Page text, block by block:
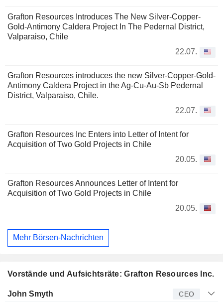
Grafton Resources Introduces The New Silver-Copper-
Gold-Antimony Caldera Project In The Pedernal District,
Valparaiso, Chile
22.07.
Grafton Resources introduces the new Silver-Copper-Gold-
Antimony Caldera Project in the Ag-Cu-Au-Sb Pedernal
District, Valparaiso, Chile.
22.07.
Grafton Resources Inc Enters into Letter of Intent for
Acquisition of Two Gold Projects in Chile
20.05.
Grafton Resources Announces Letter of Intent for
Acquisition of Two Gold Projects in Chile
20.05.
Mehr Börsen-Nachrichten
Vorstände und Aufsichtsräte: Grafton Resources Inc.
Manager Titel
John Smyth CEO